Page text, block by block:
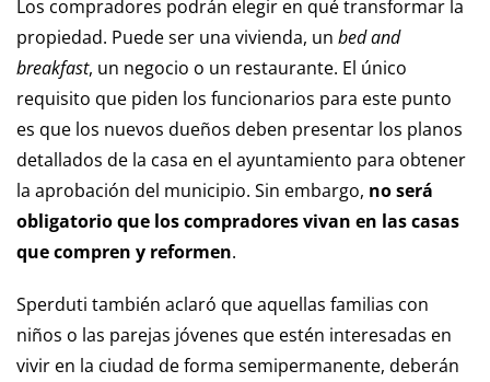
Los compradores podrán elegir en qué transformar la
propiedad. Puede ser una vivienda, un bed and
breakfast, un negocio o un restaurante. El único
requisito que piden los funcionarios para este punto
es que los nuevos dueños deben presentar los planos
detallados de la casa en el ayuntamiento para obtener
la aprobación del municipio. Sin embargo, no será
obligatorio que los compradores vivan en las casas
que compren y reformen.
Sperduti también aclaró que aquellas familias con
niños o las parejas jóvenes que estén interesadas en
vivir en la ciudad de forma semipermanente, deberán